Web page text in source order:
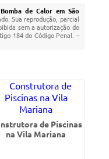
de Calor em São
Sua reprodução, parcial
sem a autorização do
184 do Código Penal. –
de Piscinas
na Vila Mariana